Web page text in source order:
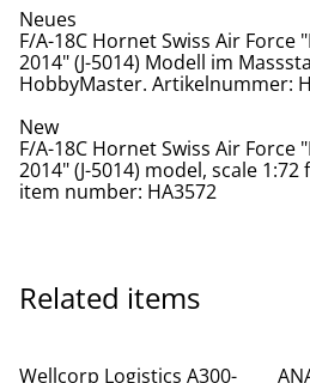
Neues
F/A-18C Hornet Swiss Air Force
2014" (J-5014) Modell im
HobbyMaster. Artikelnummer:
New
F/A-18C Hornet Swiss Air Force
2014" (J-5014) model, scale
item number: HA3572
Related items
Wellcorp Logistics A300-